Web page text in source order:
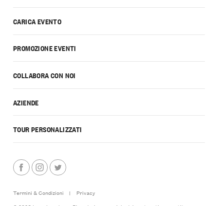
CARICA EVENTO
PROMOZIONE EVENTI
COLLABORA CON NOI
AZIENDE
TOUR PERSONALIZZATI
Termini & Condizioni |
Privacy